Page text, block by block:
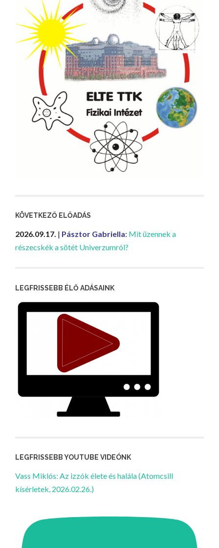
KÖVETKEZŐ ELŐADÁS
2026.09.17. | Pásztor Gabriella: Mit üzennek a
részecskék a sötét Univerzumról?
LEGFRISSEBB ÉLŐ ADÁSAINK
LEGFRISSEBB YOUTUBE VIDEÓNK
Vass Miklós: Az izzók élete és halála (Atomcsill
kísérletek, 2026.02.26.)